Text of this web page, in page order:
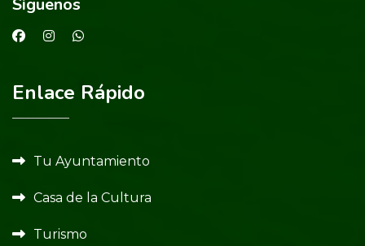
Siguenos
Enlace Rápido
Tu Ayuntamiento
Casa de la Cultura
Turismo